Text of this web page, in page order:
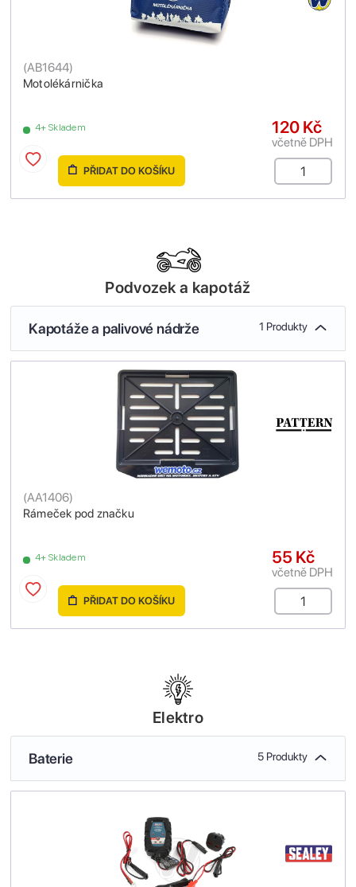
Motolékárnička
(AB1644)
4+ Skladem 120 Kč
včetně DPH
PŘIDAT DO KOŠÍKU
Podvozek a kapotáž
Kapotáže a palivové nádrže 1 Produkty
Rámeček pod značku
(AA1406)
4+ Skladem 55 Kč
včetně DPH
PŘIDAT DO KOŠÍKU
Elektro
Baterie 5 Produkty